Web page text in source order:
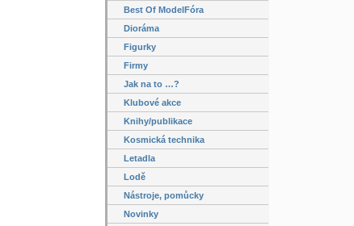
Best Of ModelFóra
Dioráma
Figurky
Firmy
Jak na to …?
Klubové akce
Knihy/publikace
Kosmická technika
Letadla
Lodě
Nástroje, pomůcky
Novinky